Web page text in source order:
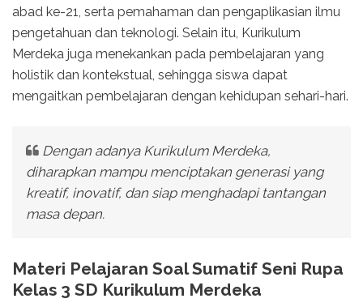
abad ke-21, serta pemahaman dan pengaplikasian ilmu
pengetahuan dan teknologi. Selain itu, Kurikulum
Merdeka juga menekankan pada pembelajaran yang
holistik dan kontekstual, sehingga siswa dapat
mengaitkan pembelajaran dengan kehidupan sehari-hari.
Dengan adanya Kurikulum Merdeka,
diharapkan mampu menciptakan generasi yang
kreatif, inovatif, dan siap menghadapi tantangan
masa depan.
Materi Pelajaran Soal Sumatif Seni Rupa
Kelas 3 SD Kurikulum Merdeka